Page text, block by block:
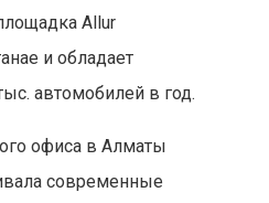
Allur
и обладает
автомобилей в год.
офиса в Алматы
современные